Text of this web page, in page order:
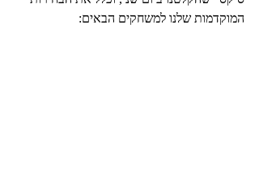
המוקדמות שלנו למשחקים הבאים: